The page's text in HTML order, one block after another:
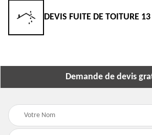
DEVIS FUITE DE TOITURE 13
Demande de devis